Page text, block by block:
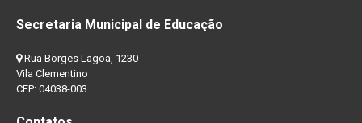
Secretaria Municipal de Educação
Rua Borges Lagoa, 1230
Vila Clementino
CEP: 04038-003